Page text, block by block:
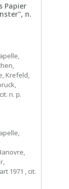
Papier
n.
Krefeld,
n. p.
1971 , cit.